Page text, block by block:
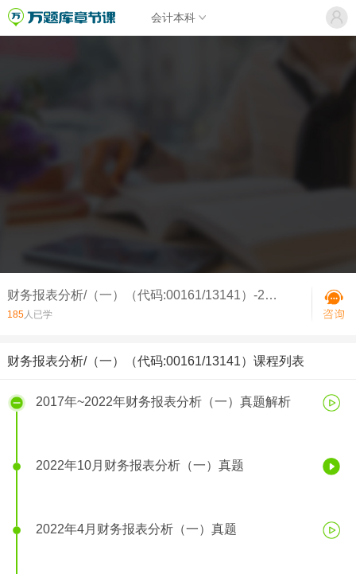
会计本科
财务报表分析/（一）（代码:00161/13141）-2022年10月财务报表分析（一）真题
185人已学
财务报表分析/（一）（代码:00161/13141）课程列表
2017年~2022年财务报表分析（一）真题解析
2022年10月财务报表分析（一）真题
2022年4月财务报表分析（一）真题